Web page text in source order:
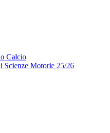
Calcio
Scienze Motorie 25/26